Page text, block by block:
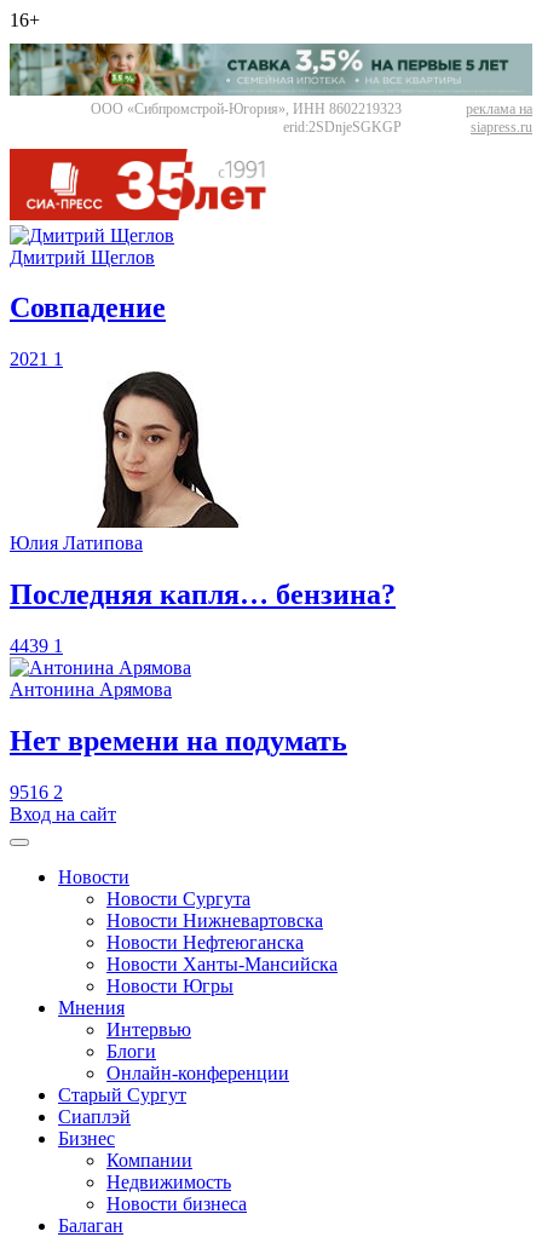
16+
ООО «Сибпромстрой-Югория», ИНН 8602219323
erid:2SDnjeSGKGP
реклама на
siapress.ru
Дмитрий Щеглов
​Совпадение
2021 1
Юлия Латипова
​Последняя капля… бензина?
4439 1
Антонина Арямова
​Нет времени на подумать
9516 2
Вход на сайт
Новости
Новости Сургута
Новости Нижневартовска
Новости Нефтеюганска
Новости Ханты-Мансийска
Новости Югры
Мнения
Интервью
Блоги
Онлайн-конференции
Старый Сургут
Сиаплэй
Бизнес
Компании
Недвижимость
Новости бизнеса
Балаган